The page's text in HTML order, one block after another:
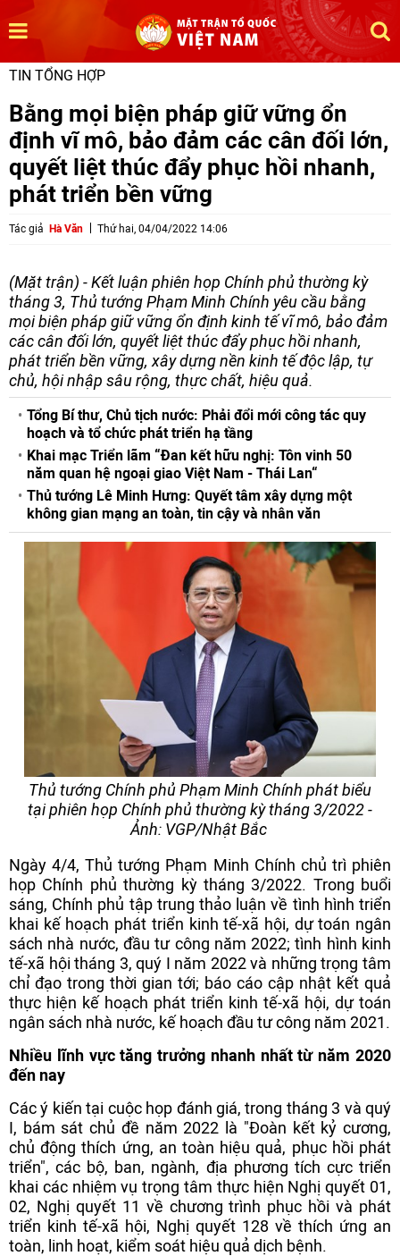
TIN TỔNG HỢP
Bằng mọi biện pháp giữ vững ổn
định vĩ mô, bảo đảm các cân đối lớn,
quyết liệt thúc đẩy phục hồi nhanh,
phát triển bền vững
Tác giả Hà Văn Thứ hai, 04/04/2022 14:06
(Mặt trận) - Kết luận phiên họp Chính phủ thường kỳ
tháng 3, Thủ tướng Phạm Minh Chính yêu cầu bằng
mọi biện pháp giữ vững ổn định kinh tế vĩ mô, bảo đảm
các cân đối lớn, quyết liệt thúc đẩy phục hồi nhanh,
phát triển bền vững, xây dựng nền kinh tế độc lập, tự
chủ, hội nhập sâu rộng, thực chất, hiệu quả.
Tổng Bí thư, Chủ tịch nước: Phải đổi mới công tác quy
hoạch và tổ chức phát triển hạ tầng
Khai mạc Triển lãm “Đan kết hữu nghị: Tôn vinh 50
năm quan hệ ngoại giao Việt Nam - Thái Lan“
Thủ tướng Lê Minh Hưng: Quyết tâm xây dựng một
không gian mạng an toàn, tin cậy và nhân văn
Thủ tướng Chính phủ Phạm Minh Chính phát biểu
tại phiên họp Chính phủ thường kỳ tháng 3/2022 -
Ảnh: VGP/Nhật Bắc
Ngày 4/4, Thủ tướng Phạm Minh Chính chủ trì phiên
họp Chính phủ thường kỳ tháng 3/2022. Trong buổi
sáng, Chính phủ tập trung thảo luận về tình hình triển
khai kế hoạch phát triển kinh tế-xã hội, dự toán ngân
sách nhà nước, đầu tư công năm 2022; tình hình kinh
tế-xã hội tháng 3, quý I năm 2022 và những trọng tâm
chỉ đạo trong thời gian tới; báo cáo cập nhật kết quả
thực hiện kế hoạch phát triển kinh tế-xã hội, dự toán
ngân sách nhà nước, kế hoạch đầu tư công năm 2021.
Nhiều lĩnh vực tăng trưởng nhanh nhất từ năm 2020
đến nay
Các ý kiến tại cuộc họp đánh giá, trong tháng 3 và quý
I, bám sát chủ đề năm 2022 là "Đoàn kết kỷ cương,
chủ động thích ứng, an toàn hiệu quả, phục hồi phát
triển", các bộ, ban, ngành, địa phương tích cực triển
khai các nhiệm vụ trọng tâm thực hiện Nghị quyết 01,
02, Nghị quyết 11 về chương trình phục hồi và phát
triển kinh tế-xã hội, Nghị quyết 128 về thích ứng an
toàn, linh hoạt, kiểm soát hiệu quả dịch bệnh.